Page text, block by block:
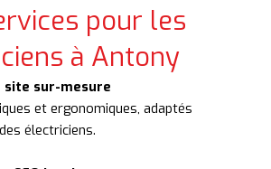
pour les
à Antony
site sur-mesure
et ergonomiques, adaptés
électriciens.